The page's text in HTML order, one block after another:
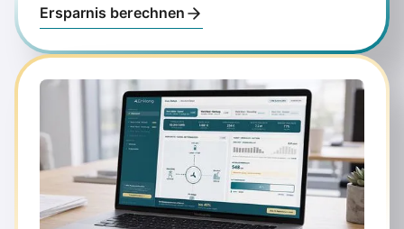
Ersparnis berechnen